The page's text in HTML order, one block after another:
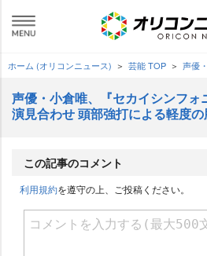
ホーム (オリコンニュース) 芸能 TOP 声優
声優・小倉唯、『セカイシンフォ
演見合わせ 頭部強打による軽度
この記事のコメント
利用規約を遵守の上、ご投稿ください。